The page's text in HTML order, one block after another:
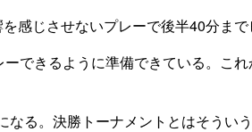
感じさせないプレーで後半40分まで
できるように準備できている。
る。決勝トーナメントとはそうい